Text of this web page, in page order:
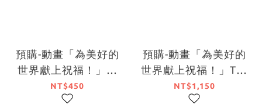
預購-動畫「為美好的
世界獻上祝福！」壓
克力人形立牌
Colorful ver. 系列
NT$450
預購-動畫「為美好的
世界獻上祝福！」T恤
Colorful ver. 【日本
進口精品】
NT$1,150